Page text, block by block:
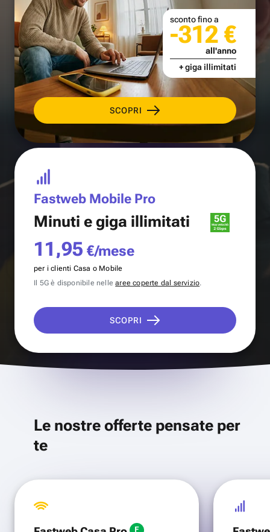
SCOPRI
sconto fino a
-312 €
all'anno
+ giga illimitati
Fastweb Mobile Pro
Minuti e giga illimitati
11,95 €/mese
per i clienti Casa o Mobile
Il 5G è disponibile nellearee coperte dal servizio.
SCOPRI
Le nostre offerte pensate per
te